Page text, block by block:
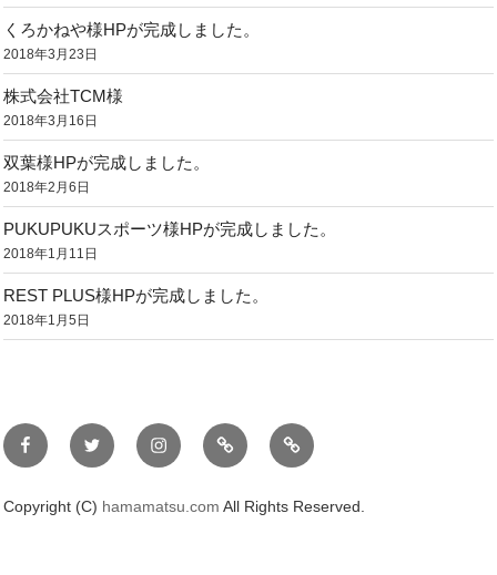
くろかねや様HPが完成しました。
2018年3月23日
株式会社TCM様
2018年3月16日
双葉様HPが完成しました。
2018年2月6日
PUKUPUKUスポーツ様HPが完成しました。
2018年1月11日
REST PLUS様HPが完成しました。
2018年1月5日
facebooktwitter instagramSiteMap 浜
松
Copyright (C) hamamatsu.com All Rights Reserved.